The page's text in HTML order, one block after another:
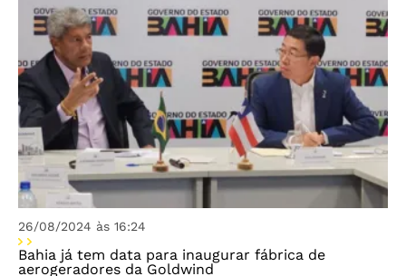
26/08/2024 às 16:24
Bahia já tem data para inaugurar fábrica de
aerogeradores da Goldwind